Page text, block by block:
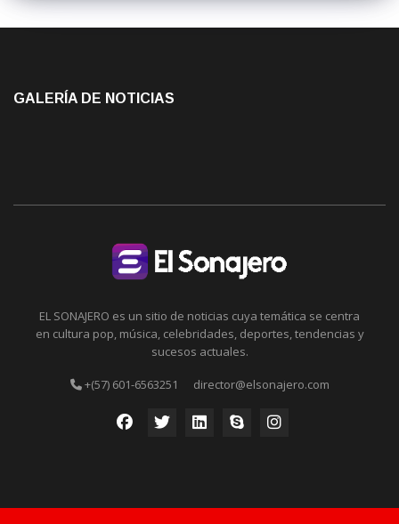
GALERÍA DE NOTICIAS
EL SONAJERO es un sitio de noticias cuya temática se centra
en cultura pop, música, celebridades, deportes, tendencias y
sucesos actuales.
+(57) 601-6563251 director@elsonajero.com